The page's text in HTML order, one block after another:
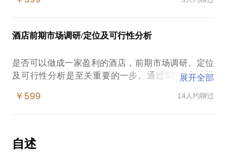
定检查内容及方案。并通过样本酒店实践再次总结分
帮助酒店提高宾客满意度，标准服务流程执行顺畅，
酒店前期市场调研/定位及可行性分析
是否可以做成一家盈利的酒店，前期市场调研、定位
及可行性分析是至关重要的一步。通过STDP方法进
展开全部
￥599 14人约聊过
自述